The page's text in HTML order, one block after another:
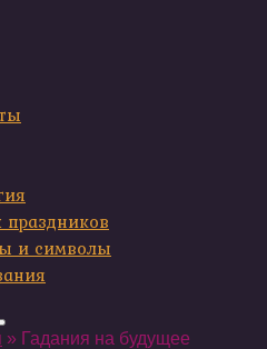
и символы
» Гадания на будущее